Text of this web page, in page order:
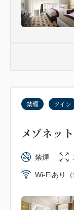
禁煙 ツイン
メゾネッ
禁煙
Wi-Fiあり（